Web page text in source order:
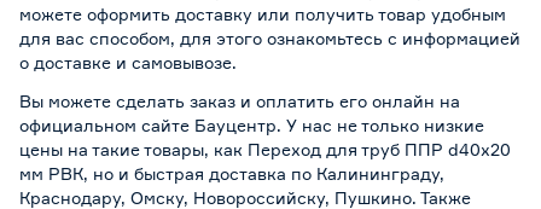
можете оформить доставку или получить товар удобным
для вас способом, для этого ознакомьтесь с информацией
о доставке и самовывозе.
Вы можете сделать заказ и оплатить его онлайн на
официальном сайте Бауцентр. У нас не только низкие
цены на такие товары, как Переход для труб ППР d40x20
мм РВК, но и быстрая доставка по Калининграду,
Краснодару, Омску, Новороссийску, Пушкино. Также